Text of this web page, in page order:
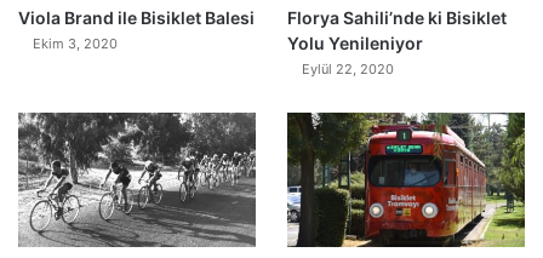
Viola Brand ile Bisiklet Balesi
Ekim 3, 2020
Florya Sahili’nde ki Bisiklet
Yolu Yenileniyor
Eylül 22, 2020